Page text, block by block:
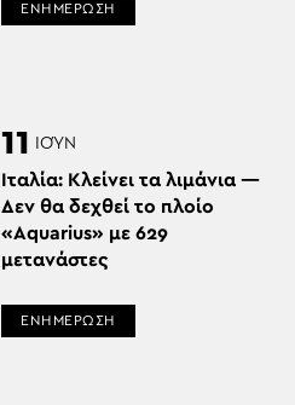
ΕΝΗΜΕΡΩΣΗ
11 ΙΟΎΝ
Ιταλία: Κλείνει τα λιμάνια —
Δεν θα δεχθεί το πλοίο
«Aquarius» με 629
μετανάστες
ΕΝΗΜΕΡΩΣΗ